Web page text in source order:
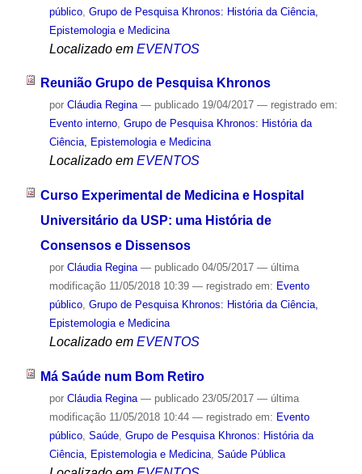
público, Grupo de Pesquisa Khronos: História da Ciência,
Epistemologia e Medicina
Localizado em EVENTOS
Reunião Grupo de Pesquisa Khronos
por Cláudia Regina — publicado19/04/2017 — registrado em:
Evento interno, Grupo de Pesquisa Khronos: História da
Ciência, Epistemologia e Medicina
Localizado em EVENTOS
Curso Experimental de Medicina e Hospital
Universitário da USP: uma História de
Consensos e Dissensos
por Cláudia Regina — publicado04/05/2017 — última
modificação11/05/2018 10:39 — registrado em: Evento
público, Grupo de Pesquisa Khronos: História da Ciência,
Epistemologia e Medicina
Localizado em EVENTOS
Má Saúde num Bom Retiro
por Cláudia Regina — publicado23/05/2017 — última
modificação11/05/2018 10:44 — registrado em: Evento
público, Saúde, Grupo de Pesquisa Khronos: História da
Ciência, Epistemologia e Medicina, Saúde Pública